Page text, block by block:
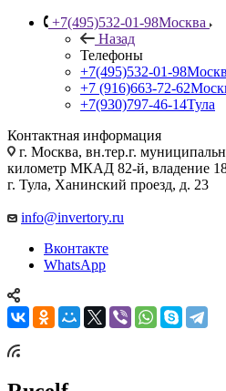
+7(495)532-01-98Москва
Назад
Телефоны
+7(495)532-01-98
+7 (916)663-72-62
+7(930)797-46-14Тула
Контактная информация
г. Москва, вн.тер.г.
километр МКАД 82-й, владение
г. Тула, Ханинский проезд, д. 23
info@invertory.ru
Вконтакте
WhatsApp